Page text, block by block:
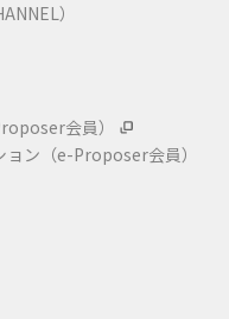
）
会員）
ョン （e-Proposer会員）